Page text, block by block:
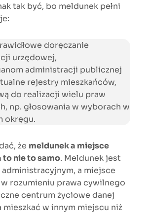
tak być, bo meldunek pełni
doręczanie
urzędowej,
administracji publicznej
rejestry mieszkańców,
do realizacji wielu praw
np. głosowania w wyborach w
okręgu.
że meldunek a miejsce
to nie to samo. Meldunek jest
a miejsce
w rozumieniu prawa cywilnego
centrum życiowe danej
mieszkać w innym miejscu niż